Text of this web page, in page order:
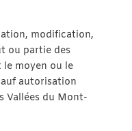
modification,
ou partie des
le moyen ou le
autorisation
Vallées du Mont-